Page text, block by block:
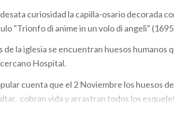
curiosidad la capilla-osario decorada
"Trionfo di anime in un volo di angeli"
de la iglesia se encuentran huesos humanos
Hospital.
cuenta que el 2 Noviembre los huesos
cobran vida y arrastran todos los